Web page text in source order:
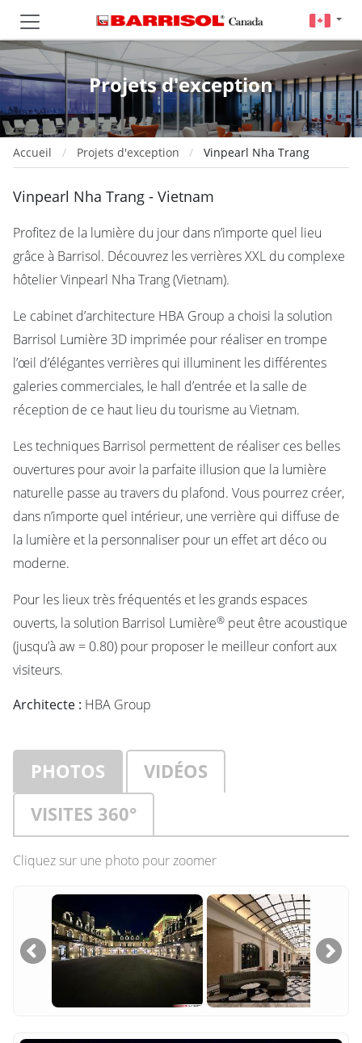
Projets d'exception
Accueil Projets d'exception Vinpearl Nha Trang
Vinpearl Nha Trang - Vietnam
Profitez de la lumière du jour dans n’importe quel lieu
grâce à Barrisol. Découvrez les verrières XXL du complexe
hôtelier Vinpearl Nha Trang (Vietnam).
Le cabinet d’architecture HBA Group a choisi la solution
Barrisol Lumière 3D imprimée pour réaliser en trompe
l’œil d’élégantes verrières qui illuminent les différentes
galeries commerciales, le hall d’entrée et la salle de
réception de ce haut lieu du tourisme au Vietnam.
Les techniques Barrisol permettent de réaliser ces belles
ouvertures pour avoir la parfaite illusion que la lumière
naturelle passe au travers du plafond. Vous pourrez créer,
dans n’importe quel intérieur, une verrière qui diffuse de
la lumière et la personnaliser pour un effet art déco ou
moderne.
Pour les lieux très fréquentés et les grands espaces
ouverts, la solution Barrisol Lumière® peut être acoustique
(jusqu’à aw = 0.80) pour proposer le meilleur confort aux
visiteurs.
Architecte : HBA Group
PHOTOS
VIDÉOS
VISITES 360°
Cliquez sur une photo pour zoomer